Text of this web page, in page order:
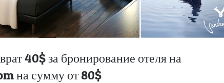
40$ за бронирование отеля на
на сумму от 80$